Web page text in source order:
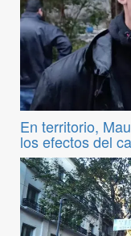
En territorio,
los efectos del